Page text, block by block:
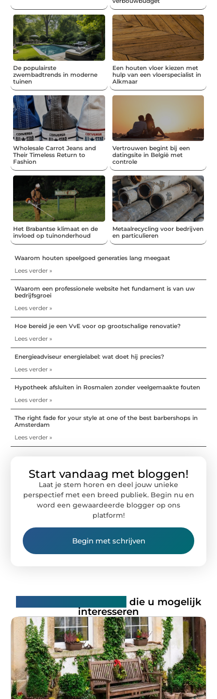
De populairste
zwembadtrends in moderne
tuinen
Een houten vloer kiezen met
hulp van een vloerspecialist in
Alkmaar
Wholesale Carrot Jeans and
Their Timeless Return to
Fashion
Vertrouwen begint bij een
datingsite in België met
controle
Het Brabantse klimaat en de
invloed op tuinonderhoud
Metaalrecycling voor bedrijven
en particulieren
Waarom houten speelgoed generaties lang meegaat
Lees verder »
Waarom een professionele website het fundament is van uw
bedrijfsgroei
Lees verder »
Hoe bereid je een VvE voor op grootschalige renovatie?
Lees verder »
Energieadviseur energielabel: wat doet hij precies?
Lees verder »
Hypotheek afsluiten in Rosmalen zonder veelgemaakte fouten
Lees verder »
The right fade for your style at one of the best barbershops in
Amsterdam
Lees verder »
Start vandaag met bloggen!
Laat je stem horen en deel jouw unieke
perspectief met een breed publiek. Begin nu en
word een gewaardeerde blogger op ons
platform!
Begin met schrijven
die u mogelijk
interesseren